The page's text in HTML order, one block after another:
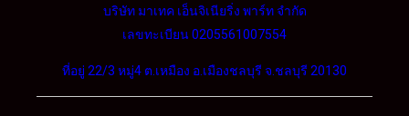
บริษัท มาเทค เอ็นจิเนียริ่ง พาร์ท จำกัด
เลขทะเบียน 0205561007554
ที่อยู่ 22/3 หมู่4 ต.เหมือง อ.เมืองชลบุรี จ.ชลบุรี 20130